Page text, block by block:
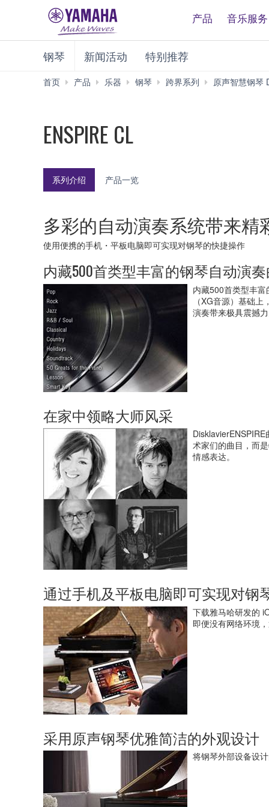
产品 音乐服务
钢琴 新闻活动 特别推荐
首页 产品 乐器 钢琴 跨界系列 原声智慧钢琴
ENSPIRE CL
系列介绍 产品一览
多彩的自动演奏系统带来精
使用便携的手机・平板电脑即可实现对钢琴的快捷操作
内藏500首类型丰富的钢琴自动演
内藏500首类型丰
（XG音源）基础
演奏带来极具震撼
在家中领略大师风采
术家们的曲目，而
情感表达。
通过手机及平板电脑即可实现对钢
下载雅马哈研发的
即便没有网络环境
采用原声钢琴优雅简洁的外观设计
将钢琴外部设备设